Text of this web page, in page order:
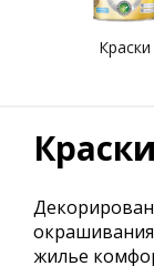
Краски
окрашивания
жилье